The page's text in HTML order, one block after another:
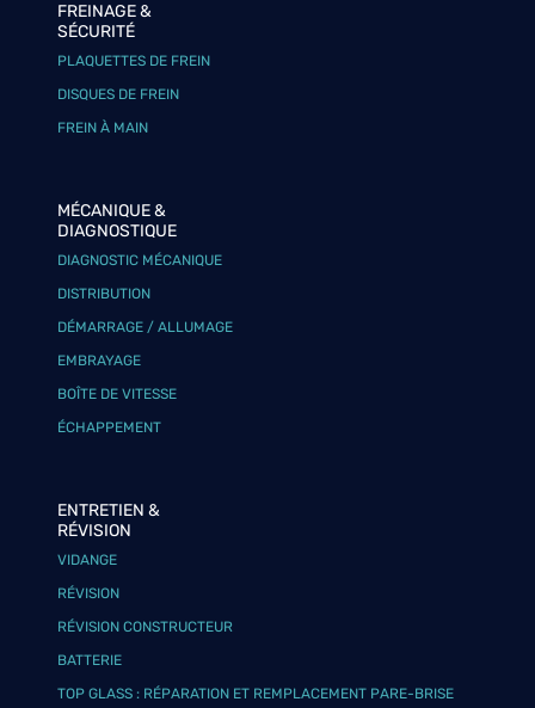
FREINAGE &
SÉCURITÉ
PLAQUETTES DE FREIN
DISQUES DE FREIN
FREIN À MAIN
MÉCANIQUE &
DIAGNOSTIQUE
DIAGNOSTIC MÉCANIQUE
DISTRIBUTION
DÉMARRAGE / ALLUMAGE
EMBRAYAGE
BOÎTE DE VITESSE
ÉCHAPPEMENT
ENTRETIEN &
RÉVISION
VIDANGE
RÉVISION
RÉVISION CONSTRUCTEUR
BATTERIE
TOP GLASS : RÉPARATION ET REMPLACEMENT PARE-BRISE